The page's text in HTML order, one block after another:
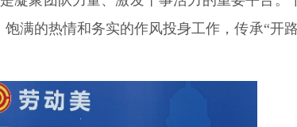
满的热情和务实的作风投身工作，传承“开